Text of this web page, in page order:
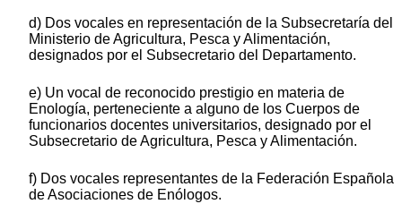
d) Dos vocales en representación de la Subsecretaría del
Ministerio de Agricultura, Pesca y Alimentación,
designados por el Subsecretario del Departamento.
e) Un vocal de reconocido prestigio en materia de
Enología, perteneciente a alguno de los Cuerpos de
funcionarios docentes universitarios, designado por el
Subsecretario de Agricultura, Pesca y Alimentación.
f) Dos vocales representantes de la Federación Española
de Asociaciones de Enólogos.